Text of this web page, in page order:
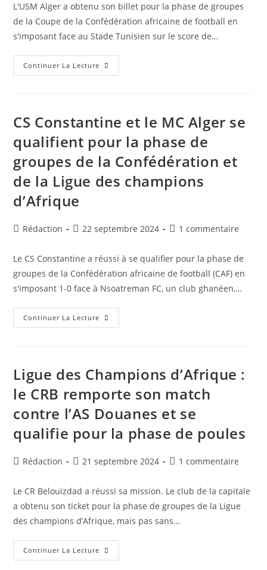
publication :
publication :
L'USM Alger a obtenu son billet pour la phase de groupes
de la Coupe de la Confédération africaine de football en
s'imposant face au Stade Tunisien sur le score de…
Continuer La Lecture Coupe
De
Remporte
Sa
Contre
Le
Stade
Tunisien
2-
0
Et
Phase
De
CS Constantine et le MC Alger se
qualifient pour la phase de
groupes de la Confédération et
de la Ligue des champions
d’Afrique
Auteur/autrice
la
publication :
Rédaction
Publication
22 septembre 2024
Commentaires
publication :
1 commentaire
Le CS Constantine a réussi à se qualifier pour la phase de
groupes de la Confédération africaine de football (CAF) en
s'imposant 1-0 face à Nsoatreman FC, un club ghanéen,…
Continuer La Lecture CS
Constantine
Qualifient
La
Phase
De
Groupes
La
Confédération
De
La
Champions
D’Afrique
Ligue des Champions d’Afrique :
le CRB remporte son match
contre l’AS Douanes et se
qualifie pour la phase de poules
Auteur/autrice
la
publication :
Rédaction
Publication
21 septembre 2024
Commentaires
publication :
1 commentaire
Le CR Belouizdad a réussi sa mission. Le club de la capitale
a obtenu son ticket pour la phase de groupes de la Ligue
des champions d’Afrique, mais pas sans…
Continuer La Lecture Ligue
Des